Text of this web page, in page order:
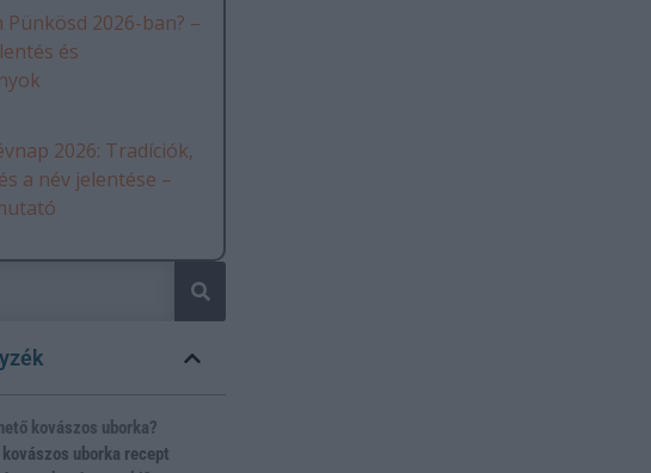
2026-ban? –
és
2026: Tradíciók,
a név jelentése –
kovászos uborka?
uborka recept